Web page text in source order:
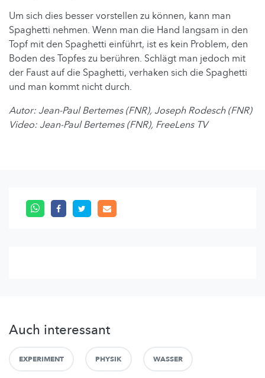
Um sich dies besser vorstellen zu können, kann man
Spaghetti nehmen. Wenn man die Hand langsam in den
Topf mit den Spaghetti einführt, ist es kein Problem, den
Boden des Topfes zu berühren. Schlägt man jedoch mit
der Faust auf die Spaghetti, verhaken sich die Spaghetti
und man kommt nicht durch.
Autor: Jean-Paul Bertemes (FNR), Joseph Rodesch (FNR)
Video: Jean-Paul Bertemes (FNR), FreeLens TV
Auch interessant
EXPERIMENT PHYSIK WASSER